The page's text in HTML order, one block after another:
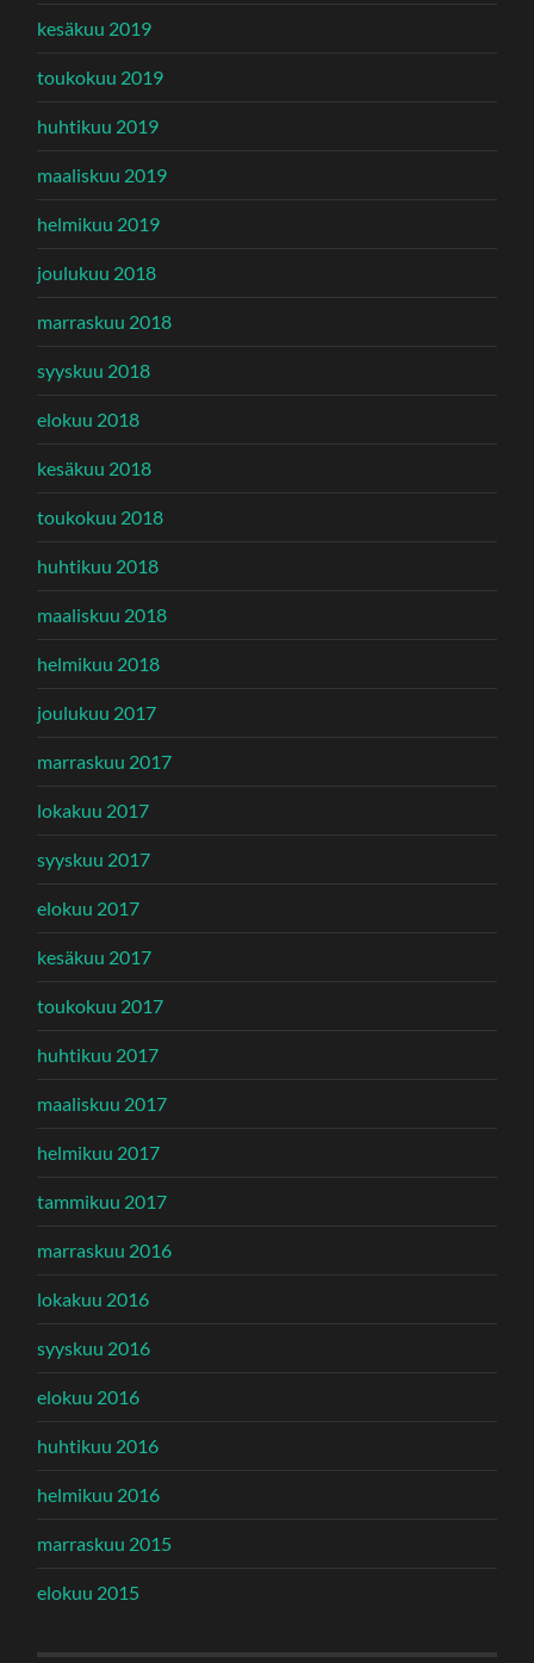
kesäkuu 2019
toukokuu 2019
huhtikuu 2019
maaliskuu 2019
helmikuu 2019
joulukuu 2018
marraskuu 2018
syyskuu 2018
elokuu 2018
kesäkuu 2018
toukokuu 2018
huhtikuu 2018
maaliskuu 2018
helmikuu 2018
joulukuu 2017
marraskuu 2017
lokakuu 2017
syyskuu 2017
elokuu 2017
kesäkuu 2017
toukokuu 2017
huhtikuu 2017
maaliskuu 2017
helmikuu 2017
tammikuu 2017
marraskuu 2016
lokakuu 2016
syyskuu 2016
elokuu 2016
huhtikuu 2016
helmikuu 2016
marraskuu 2015
elokuu 2015